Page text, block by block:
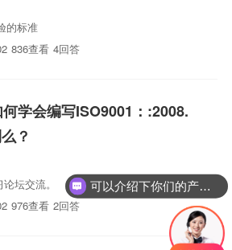
的标准
836查看 4回答
学会编写ISO9001：:2008.
？
坛交流。
976查看 2回答
可以介绍下你们的产品么？